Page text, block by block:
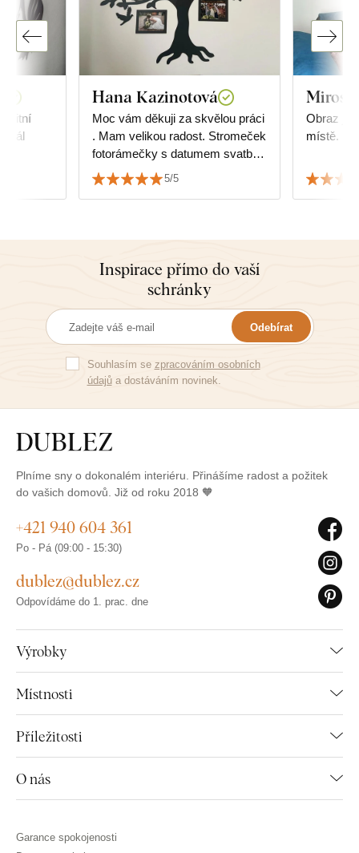
Hana Kazinotová
Moc vám děkuji za skvělou práci
. Mam velikou radost. Stromeček
fotorámečky s datumem svatby
dokonale sedí. ☺️👏👏👏👏👏👏
👏
5/5
Obraz je
místě.
Inspirace přímo do vaší
schránky
Odebírat
Souhlasím se zpracováním osobních
údajůa dostáváním novinek.
Plníme sny o dokonalém interiéru. Přinášíme radost a požitek
do vašich domovů. Již od roku 2018 🧡
Výrobky
Místnosti
Příležitosti
O nás
+421 940 604 361
Po - Pá (09:00 - 15:30)
dublez@dublez.cz
Odpovídáme do 1. prac. dne
Garance spokojenosti